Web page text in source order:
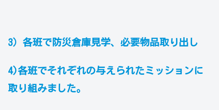
3）各班で防災倉庫見学、必要物品取り出し
4)各班でそれぞれの与えられた ミッションに
取り組みました。